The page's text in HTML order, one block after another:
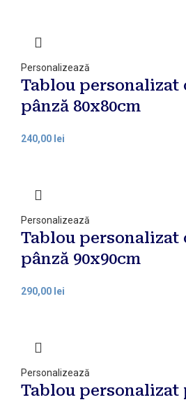
Personalizează
Tablou personalizat
pânză 80x80cm
240,00 lei
Personalizează
Tablou personalizat
pânză 90x90cm
290,00 lei
Personalizează
Tablou personalizat